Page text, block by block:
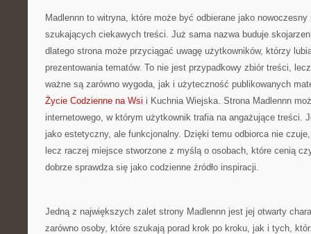
Madlennn to witryna, które może być odbierane jako
szukających ciekawych treści. Już sama nazwa buduje
dlatego strona może przyciągać uwagę użytkowników, którzy
prezentowania tematów. To nie jest przypadkowy zbiór treści,
ważne są zarówno wygoda, jak i użyteczność publikowanych
Życie Codzienne na Wsi i Kuchnia Wiejska. Strona Madlennn
internetowego, w którym użytkownik trafia na angażujące treści.
jako estetyczny, ale funkcjonalny. Dzięki temu odbiorca nie
lecz raczej miejsce stworzone z myślą o osobach, które cenią
dobrze sprawdza się jako codzienne źródło inspiracji.
Jedną z największych zalet strony Madlennn jest jej otwarty
zarówno osoby, które szukają porad krok po kroku, jak i tych,